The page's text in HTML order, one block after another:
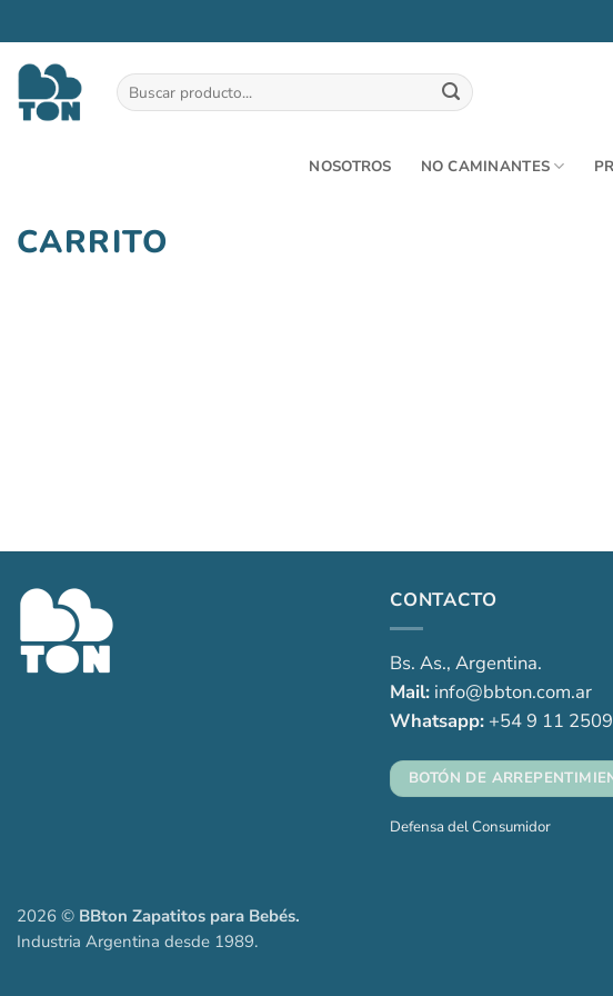
contenido
Buscar
por:
NOSOTROS NO CAMINANTES
CARRITO
CONTACTO
Bs. As., Argentina.
Mail: info@bbton.com.ar
Whatsapp: +54 9 11
BOTÓN DE
Defensa del Consumidor
2026 © BBton Zapatitos para Bebés.
Industria Argentina desde 1989.